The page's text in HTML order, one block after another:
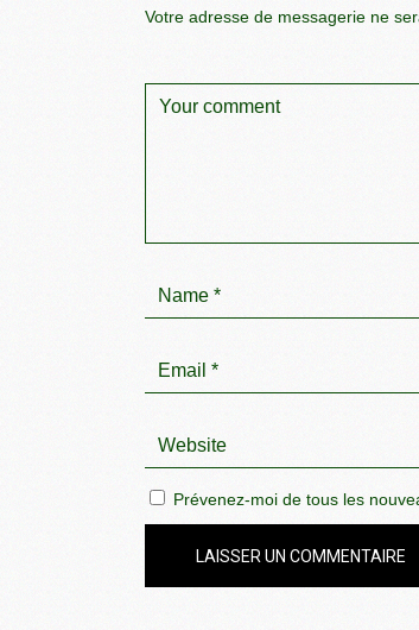
Votre adresse de messagerie ne
Prévenez-moi de tous les
LAISSER UN COMMENTAIRE